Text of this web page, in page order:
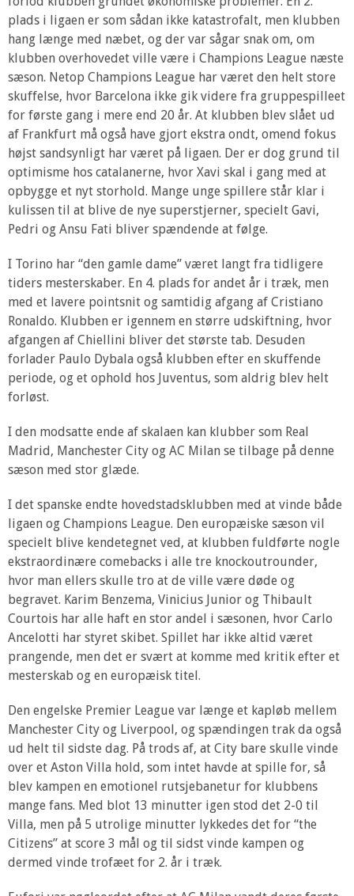
plads i ligaen er som sådan ikke katastrofalt, men klubben
hang længe med næbet, og der var sågar snak om, om
klubben overhovedet ville være i Champions League næste
sæson. Netop Champions League har været den helt store
skuffelse, hvor Barcelona ikke gik videre fra gruppespilleet
for første gang i mere end 20 år. At klubben blev slået ud
af Frankfurt må også have gjort ekstra ondt, omend fokus
højst sandsynligt har været på ligaen. Der er dog grund til
optimisme hos catalanerne, hvor Xavi skal i gang med at
opbygge et nyt storhold. Mange unge spillere står klar i
kulissen til at blive de nye superstjerner, specielt Gavi,
Pedri og Ansu Fati bliver spændende at følge.
I Torino har “den gamle dame” været langt fra tidligere
tiders mesterskaber. En 4. plads for andet år i træk, men
med et lavere pointsnit og samtidig afgang af Cristiano
Ronaldo. Klubben er igennem en større udskiftning, hvor
afgangen af Chiellini bliver det største tab. Desuden
forlader Paulo Dybala også klubben efter en skuffende
periode, og et ophold hos Juventus, som aldrig blev helt
forløst.
I den modsatte ende af skalaen kan klubber som Real
Madrid, Manchester City og AC Milan se tilbage på denne
sæson med stor glæde.
I det spanske endte hovedstadsklubben med at vinde både
ligaen og Champions League. Den europæiske sæson vil
specielt blive kendetegnet ved, at klubben fuldførte nogle
ekstraordinære comebacks i alle tre knockoutrounder,
hvor man ellers skulle tro at de ville være døde og
begravet. Karim Benzema, Vinicius Junior og Thibault
Courtois har alle haft en stor andel i sæsonen, hvor Carlo
Ancelotti har styret skibet. Spillet har ikke altid været
prangende, men det er svært at komme med kritik efter et
mesterskab og en europæisk titel.
Den engelske Premier League var længe et kapløb mellem
Manchester City og Liverpool, og spændingen trak da også
ud helt til sidste dag. På trods af, at City bare skulle vinde
over et Aston Villa hold, som intet havde at spille for, så
blev kampen en emotionel rutsjebanetur for klubbens
mange fans. Med blot 13 minutter igen stod det 2-0 til
Villa, men på 5 utrolige minutter lykkedes det for “the
Citizens” at score 3 mål og til sidst vinde kampen og
dermed vinde trofæet for 2. år i træk.